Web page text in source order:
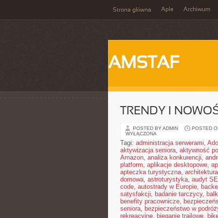
Strona główna Aple Archiwum
AMSTAF
TRENDY I
POSTED BY ADMIN POSTED
WYŁĄCZONA
Tagi: administracja serwerami,
aktywizacja seniora, aktywność
Amazon, analiza konkurencji,
platform, aplikacje desktopowe,
apteczka turystyczna,
domowa, astroturystyka, audyt
code, autostrady w Europie,
satysfakcji, badanie tarczycy,
benefity pracownicze,
seniora, bezpieczeństwo w
rekreacyjne, bieganie trailowe,